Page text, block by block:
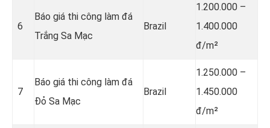
6
Báo giá thi công làm đá
Trắng Sa Mạc
Brazil
1.200.000 –
1.400.000
đ/m²
7
Báo giá thi công làm đá
Đỏ Sa Mạc
Brazil
1.250.000 –
1.450.000
đ/m²